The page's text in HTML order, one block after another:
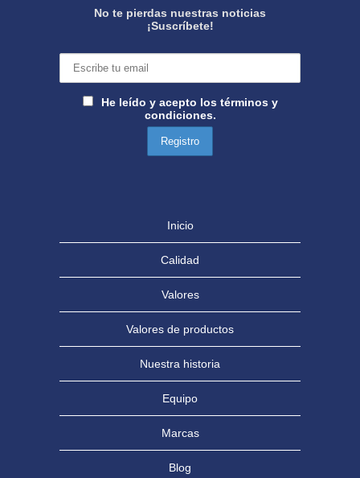
No te pierdas nuestras noticias
¡Suscríbete!
He leído y acepto los términos y
condiciones.
Inicio
Calidad
Valores
Valores de productos
Nuestra historia
Equipo
Marcas
Blog